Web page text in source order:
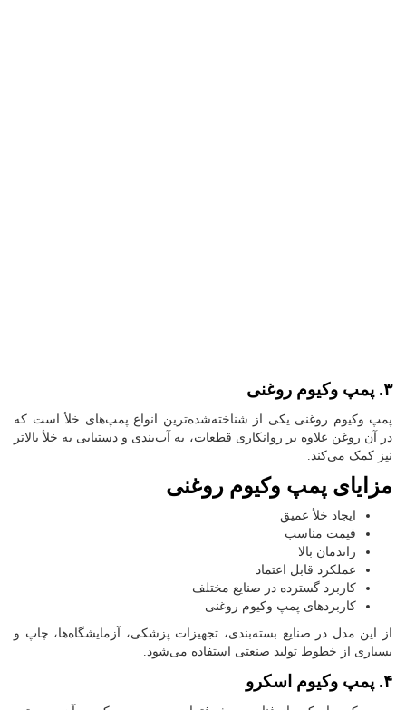
۳. پمپ وکیوم روغنی
پمپ وکیوم روغنی یکی از شناخته‌شده‌ترین انواع پمپ‌های خلأ است که
در آن روغن علاوه بر روانکاری قطعات، به آب‌بندی و دستیابی به خلأ بالاتر
نیز کمک می‌کند.
مزایای پمپ وکیوم روغنی
ایجاد خلأ عمیق
قیمت مناسب
راندمان بالا
عملکرد قابل اعتماد
کاربرد گسترده در صنایع مختلف
کاربردهای پمپ وکیوم روغنی
از این مدل در صنایع بسته‌بندی، تجهیزات پزشکی، آزمایشگاه‌ها، چاپ و
بسیاری از خطوط تولید صنعتی استفاده می‌شود.
۴. پمپ وکیوم اسکرو